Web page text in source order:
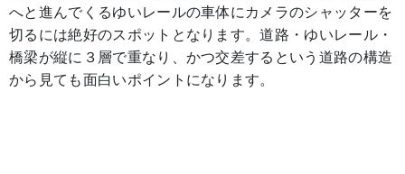
へと進んでくるゆいレールの車体にカメラのシャッターを
切るには絶好のスポットとなります。道路・ゆいレール・
橋梁が縦に３層で重なり、かつ交差するという道路の構造
から見ても面白いポイントになります。